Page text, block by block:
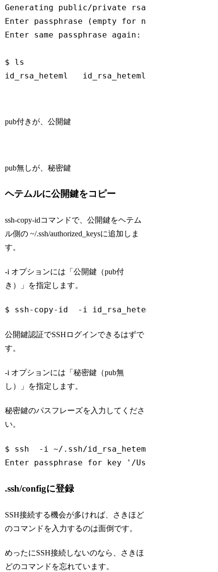
Generating public/private rsa key pair.
Enter passphrase (empty for no
Enter same passphrase again:
$ ls
id_rsa_heteml   id_rsa_heteml.pub
pub付きが、公開鍵
pub無しが、秘密鍵
ヘテムルに公開鍵をコピー
ssh-copy-idコマンドで、公開鍵をヘテム
ル側の ~/.ssh/authorized_keysに追加しま
す。
-i オプションには「公開鍵（pub付
き）」を指定します。
$ ssh-copy-id  -i id_rsa_heteml.pub  -p 2222
公開鍵認証でSSHログインできるはずで
す。
-i オプションには「秘密鍵（pub無
し）」を指定します。
秘密鍵のパスフレーズを入力してくださ
い。
$ ssh  -i ~/.ssh/id_rsa_heteml  -p 2222
Enter passphrase for key '/Users/
.ssh/configに登録
SSH接続する機会が多ければ、さきほど
のコマンドを入力するのは面倒です。
めったにSSH接続しないのなら、さきほ
どのコマンドを忘れています。